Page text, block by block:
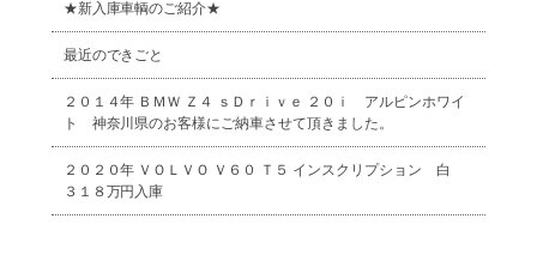
★新入庫車輌のご紹介★
最近のできごと
２０１４年 ＢＭＷ Ｚ４ ｓＤｒｉｖｅ ２０ｉ アルピンホワイ
ト 神奈川県のお客様にご納車させて頂きました。
２０２０年 ＶＯＬＶＯ Ｖ６０ Ｔ５ インスクリプション 白
３１８万円入庫